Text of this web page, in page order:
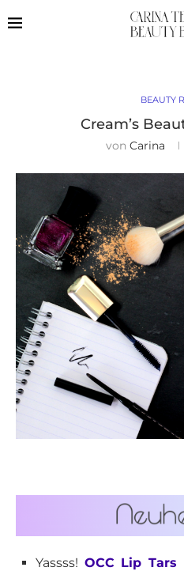
BEAUTY
Cream’s
von Carina
Yassss! OCC Lip